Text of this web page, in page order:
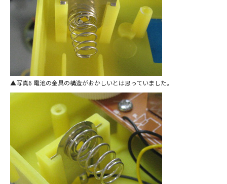
写真6 電池の金具の構造がおかしいとは思っていました。